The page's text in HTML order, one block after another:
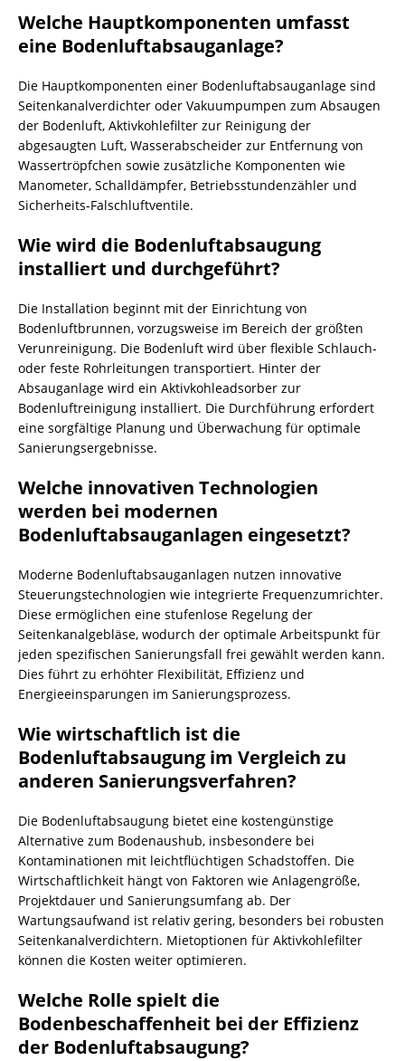
Welche Hauptkomponenten umfasst
eine Bodenluftabsauganlage?
Die Hauptkomponenten einer Bodenluftabsauganlage sind
Seitenkanalverdichter oder Vakuumpumpen zum Absaugen
der Bodenluft, Aktivkohlefilter zur Reinigung der
abgesaugten Luft, Wasserabscheider zur Entfernung von
Wassertröpfchen sowie zusätzliche Komponenten wie
Manometer, Schalldämpfer, Betriebsstundenzähler und
Sicherheits-Falschluftventile.
Wie wird die Bodenluftabsaugung
installiert und durchgeführt?
Die Installation beginnt mit der Einrichtung von
Bodenluftbrunnen, vorzugsweise im Bereich der größten
Verunreinigung. Die Bodenluft wird über flexible Schlauch-
oder feste Rohrleitungen transportiert. Hinter der
Absauganlage wird ein Aktivkohleadsorber zur
Bodenluftreinigung installiert. Die Durchführung erfordert
eine sorgfältige Planung und Überwachung für optimale
Sanierungsergebnisse.
Welche innovativen Technologien
werden bei modernen
Bodenluftabsauganlagen eingesetzt?
Moderne Bodenluftabsauganlagen nutzen innovative
Steuerungstechnologien wie integrierte Frequenzumrichter.
Diese ermöglichen eine stufenlose Regelung der
Seitenkanalgebläse, wodurch der optimale Arbeitspunkt für
jeden spezifischen Sanierungsfall frei gewählt werden kann.
Dies führt zu erhöhter Flexibilität, Effizienz und
Energieeinsparungen im Sanierungsprozess.
Wie wirtschaftlich ist die
Bodenluftabsaugung im Vergleich zu
anderen Sanierungsverfahren?
Die Bodenluftabsaugung bietet eine kostengünstige
Alternative zum Bodenaushub, insbesondere bei
Kontaminationen mit leichtflüchtigen Schadstoffen. Die
Wirtschaftlichkeit hängt von Faktoren wie Anlagengröße,
Projektdauer und Sanierungsumfang ab. Der
Wartungsaufwand ist relativ gering, besonders bei robusten
Seitenkanalverdichtern. Mietoptionen für Aktivkohlefilter
können die Kosten weiter optimieren.
Welche Rolle spielt die
Bodenbeschaffenheit bei der Effizienz
der Bodenluftabsaugung?